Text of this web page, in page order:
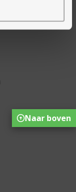
Naar boven